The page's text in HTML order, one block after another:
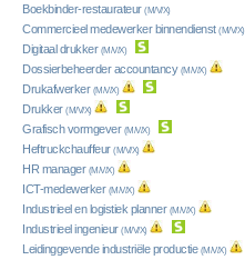
Boekbinder-restaurateur (M/V/X)
Commercieel medewerker binnendienst (M/V/X)
Digitaal drukker (M/V/X)
Dossierbeheerder accountancy (M/V/X)
Drukafwerker (M/V/X)
Drukker (M/V/X)
Grafisch vormgever (M/V/X)
Heftruckchauffeur (M/V/X)
HR manager (M/V/X)
ICT-medewerker (M/V/X)
Industrieel en logistiek planner (M/V/X)
Industrieel ingenieur (M/V/X)
Leidinggevende industriële productie (M/V/X)